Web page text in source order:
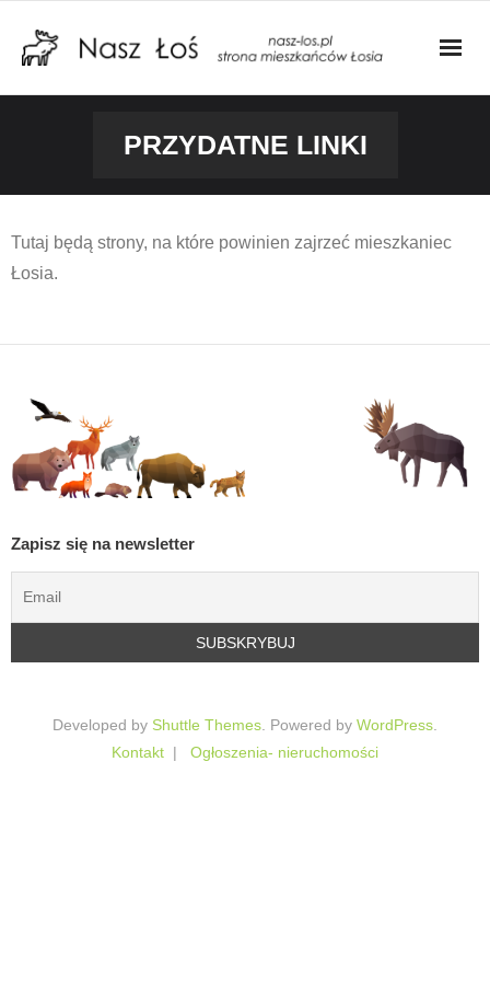
Od radnego
PRZYDATNE LINKI
Tutaj będą strony, na które powinien zajrzeć mieszkaniec
Łosia.
Zapisz się na newsletter
Developed by Shuttle Themes. Powered by WordPress.
Kontakt
Ogłoszenia- nieruchomości